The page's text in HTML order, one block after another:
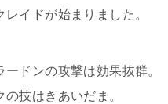
レイドが始まりました。
ードンの攻撃は効果抜群。
の技はきあいだま。